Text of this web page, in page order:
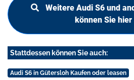
Weitere Audi S6 und
können Sie
Stattdessen können Sie auch:
Audi S6 in Gütersloh Kaufen oder leasen